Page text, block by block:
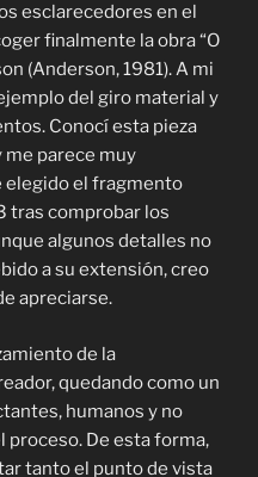
esclarecedores en el
finalmente la obra “O
(Anderson, 1981). A mi
del giro material y
Conocí esta pieza
me parece muy
elegido el fragmento
tras comprobar los
algunos detalles no
a su extensión, creo
apreciarse.
de la
quedando como un
humanos y no
proceso. De esta forma,
tanto el punto de vista